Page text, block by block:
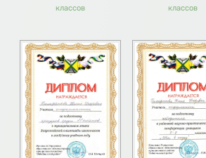
классов
классов